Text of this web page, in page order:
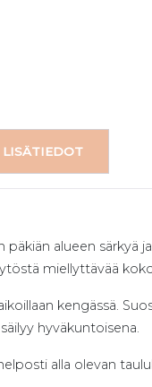
LISÄTIEDOT
alueen särkyä
miellyttävää
kengässä.
hyväkuntoisena.
alla olevan